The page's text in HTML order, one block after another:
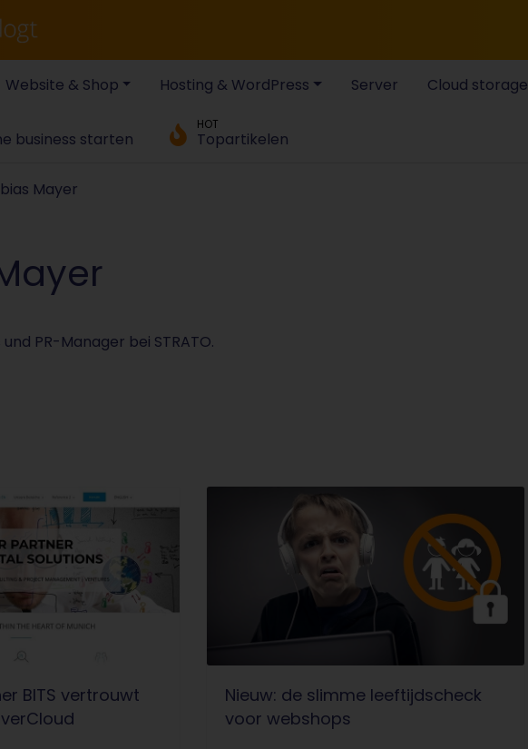
Website & Shop Hosting & WordPress Server Cloud storage
business starten
HOT
Topartikelen
Mayer
PR-Manager bei STRATO.
BITS vertrouwt
Nieuw: de slimme leeftijdscheck
voor webshops